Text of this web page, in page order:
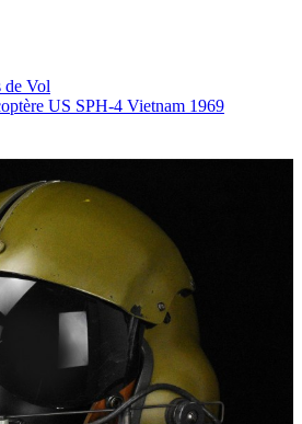
de Vol
US SPH-4 Vietnam 1969